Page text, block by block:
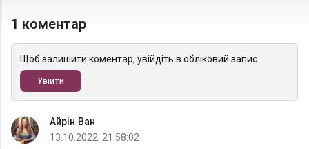
1 коментар
Щоб залишити коментар, увійдіть в обліковий запис
Увійти
Айрін Ван
13.10.2022, 21:58:02